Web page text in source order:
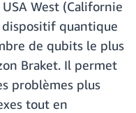
West (Californie
dispositif quantique
de qubits le plus
Braket. Il permet
problèmes plus
tout en